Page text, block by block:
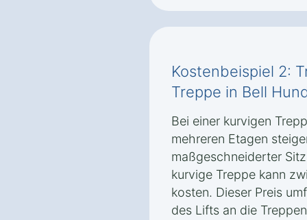
Kostenbeispiel 2:
Treppe in Bell
Bei einer kurvigen
mehreren Etagen
maßgeschneiderter
kurvige Treppe kann
kosten. Dieser Preis
des Lifts an die